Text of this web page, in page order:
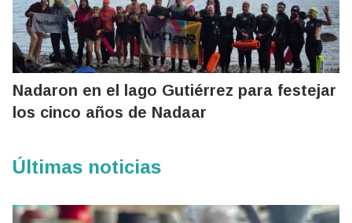
Nadaron en el lago Gutiérrez para festejar
los cinco años de Nadaar
Últimas noticias